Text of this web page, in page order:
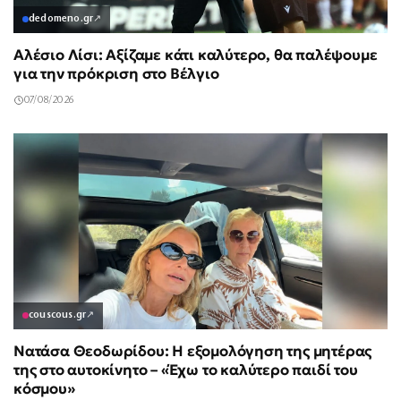
dedomeno.gr↗
Αλέσιο Λίσι: Αξίζαμε κάτι καλύτερο, θα παλέψουμε
για την πρόκριση στο Βέλγιο
07/08/2026
couscous.gr↗
Νατάσα Θεοδωρίδου: Η εξομολόγηση της μητέρας
της στο αυτοκίνητο – «Έχω το καλύτερο παιδί του
κόσμου»